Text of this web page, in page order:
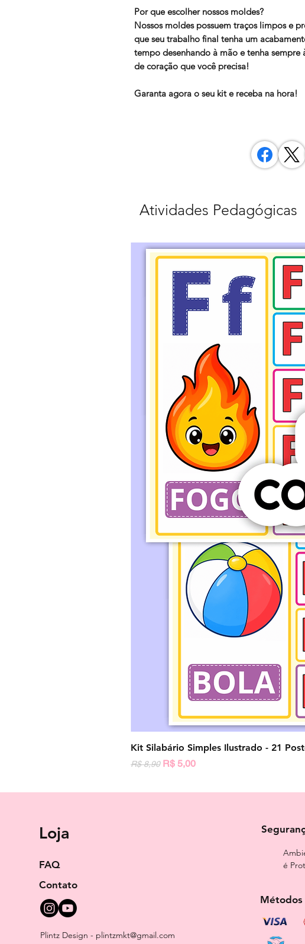
Por que escolher nossos moldes?
Nossos moldes possuem traços limpos e
que seu trabalho final tenha um
tempo desenhando à mão e tenha
de coração que você precisa!
Garanta agora o seu kit e receba na hora!
Atividades Pedagógicas
Kit Silabário Simples Ilustrado - 21
Preço normal
R$ 8,90 Preço promocional
R$ 5,00
Loja
FAQ
Contato
Plintz Design - plintzmkt@gmail.com
é
Métodos